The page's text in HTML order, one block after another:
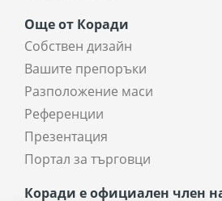
Още от Коради
Собствен дизайн
Вашите препоръки
Разположение маси
Референции
Презентация
Портал за търговци
Коради е официален член